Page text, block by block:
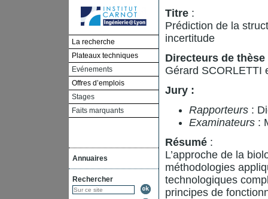
La recherche
Plateaux techniques
Evénements
Offres d’emplois
Stages
Faits marquants
Annuaires
Rechercher
Titre :
Prédiction de la
incertitude
Directeurs de thèse
Gérard SCORLETTI
Jury :
Rapporteurs :
Examinateurs :
Résumé :
L’approche de la
méthodologies
technologiques
principes de